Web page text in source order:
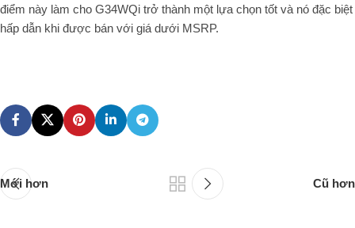
điểm này làm cho G34WQi trở thành một lựa chọn tốt và nó đặc biệt
hấp dẫn khi được bán với giá dưới MSRP.
Mới hơn Cũ hơn